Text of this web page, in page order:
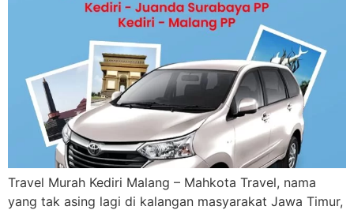
Travel Murah Kediri Malang – Mahkota Travel, nama
yang tak asing lagi di kalangan masyarakat Jawa Timur,